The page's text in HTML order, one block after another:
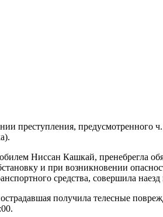
преступления, предусмотренного
Ниссан Кашкай, пренебрегла
и при возникновении
средства, совершила наезд
получила телесные